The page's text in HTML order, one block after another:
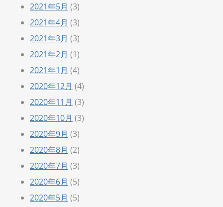
2021年5月 (3)
2021年4月 (3)
2021年3月 (3)
2021年2月 (1)
2021年1月 (4)
2020年12月 (4)
2020年11月 (3)
2020年10月 (3)
2020年9月 (3)
2020年8月 (2)
2020年7月 (3)
2020年6月 (5)
2020年5月 (5)